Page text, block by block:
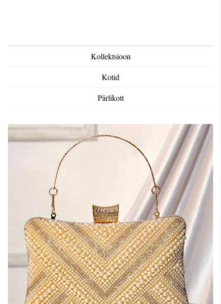
Kollektsioon
Kotid
Pärlikott